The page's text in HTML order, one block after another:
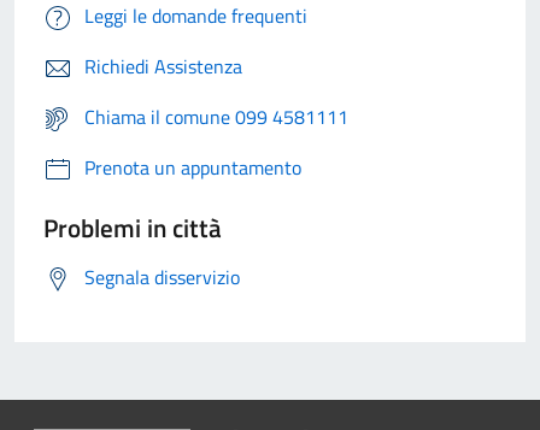
Leggi le domande frequenti
Richiedi Assistenza
Chiama il comune 099 4581111
Prenota un appuntamento
Problemi in città
Segnala disservizio